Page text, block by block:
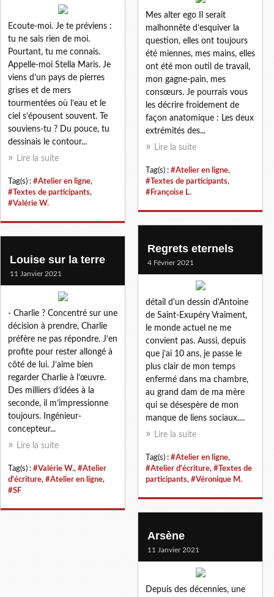
Mes alter ego Il serait
malhonnête d’esquiver la
question, elles ont toujours
été miennes, mes mains, elles
ont été mon outil de travail,
mon gagne-pain, mes
consœurs. Je pourrais vous
les décrire froidement de
façon anatomique : Les deux
extrémités des...
Lire la suite
Tag(s) : #Atelier en ligne,
#Textes de participants,
#Françoise L.
Ecoute-moi. Je te préviens :
tu ne sais rien de moi.
Pourtant, tu me connais.
Appelle-moi Stella Maris. Je
viens d’un pays de pierres
grises et de mers
tourmentées où l’eau et le
ciel s’épousent souvent. Te
souviens-tu ? Du pouce, tu
dessinais le contour...
Lire la suite
Tag(s) : #Atelier en ligne,
#Textes de participants,
#Valérie W.
Regrets eternels
4 Février 2021
détail d'un dessin d'Antoine
de Saint-Exupéry Vraiment,
le monde actuel ne me
convient pas. Aussi, depuis
que j’ai 10 ans, je passe le
plus clair de mon temps
enfermé dans ma chambre,
au grand dam de ma mère
qui se désespère de mon
manque de liens sociaux....
Lire la suite
Tag(s) : #Atelier en ligne,
#Atelier d'écriture, #Textes de
participants, #Véronique M.
Louise sur la terre
11 Janvier 2021
- Charlie ? Concentré sur une
décision à prendre, Charlie
préfère ne pas répondre. J’en
profite pour rester allongé à
côté de lui. J’aime bien
regarder Charlie à l’œuvre.
Des milliers d’idées à la
seconde, il m’impressionne
toujours. Ingénieur-
concepteur...
Lire la suite
Tag(s) : #Valérie W., #Atelier
d'écriture, #Atelier en ligne,
#SF
Arsène
11 Janvier 2021
Depuis des décennies, une